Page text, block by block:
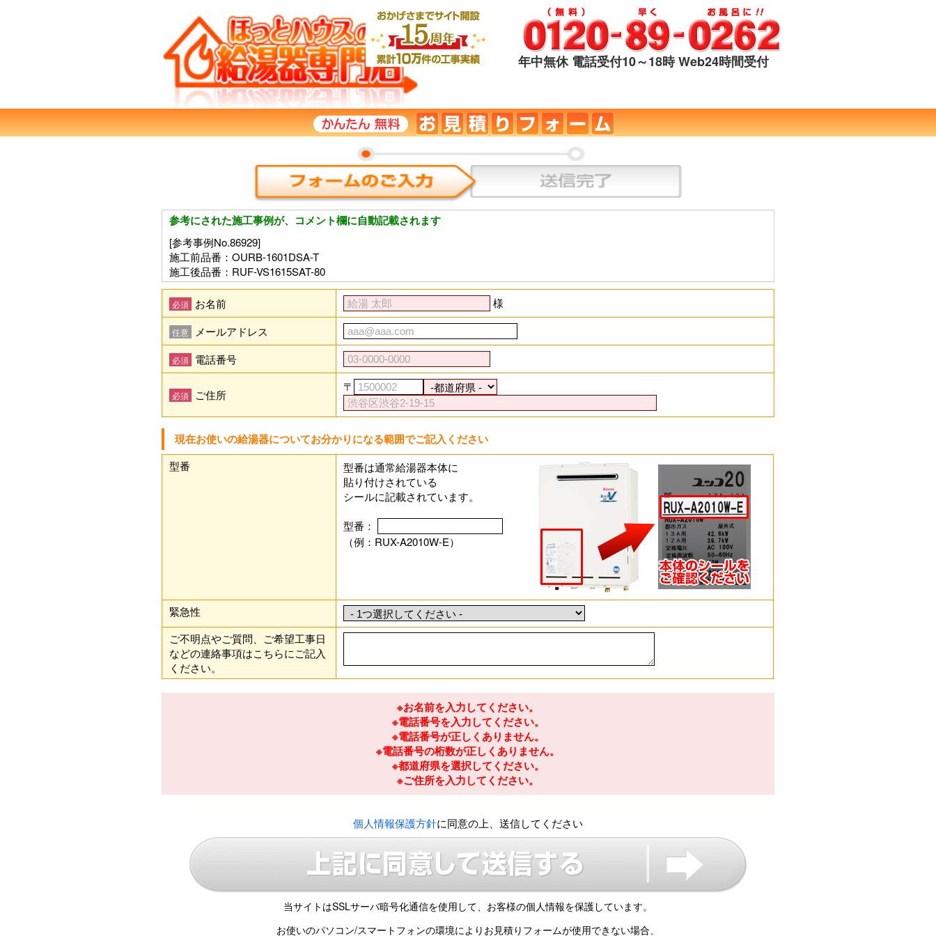
年中無休 電話受付10～18時 Web24時間受付
参考にされた施工事例が、コメント欄に自動記載されます
[参考事例No.86929]
施工前品番：OURB-1601DSA-T
施工後品番：RUF-VS1615SAT-80
必須 お名前 様
任意 メールアドレス
必須 電話番号
必須 ご住所
〒
現在お使いの給湯器についてお分かりになる範囲でご記入ください
型番
型番は通常給湯器本体に
貼り付けされている
シールに記載されています。
型番：
（例：RUX-A2010W-E）
緊急性
ご不明点やご質問、ご希望工事日
などの連絡事項はこちらにご記入
ください。
※お名前を入力してください。
※電話番号を入力してください。
※電話番号が正しくありません。
※電話番号の桁数が正しくありません。
※都道府県を選択してください。
※ご住所を入力してください。
個人情報保護方針に同意の上、送信してください
当サイトはSSLサーバ暗号化通信を使用して、 お客様の個人情報を保護しています。
お使いのパソコン/スマートフォンの環境により お見積りフォームが使用できない場合、